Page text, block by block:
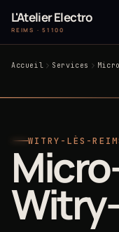
L'Atelier Electro
REIMS · 51100
Accueil Services
WITRY-LÈS-